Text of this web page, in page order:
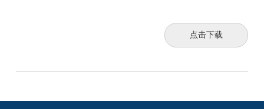
点击下载